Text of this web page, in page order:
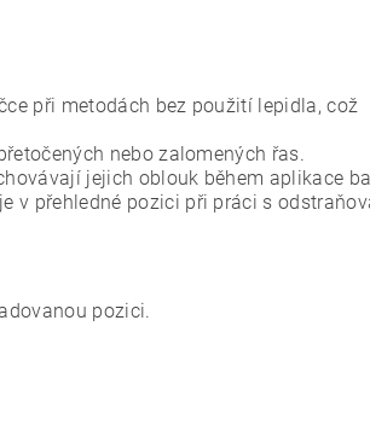
při metodách bez použití lepidla, což
nebo zalomených řas.
jejich oblouk během aplikace
v přehledné pozici při práci s
pozici.